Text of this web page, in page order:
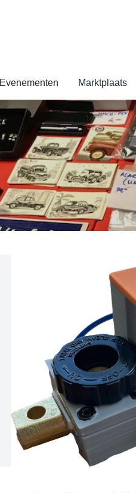
Evenementen Marktplaats